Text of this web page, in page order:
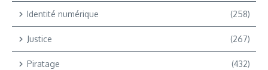
Identité numérique (258)
Justice (267)
Piratage (432)